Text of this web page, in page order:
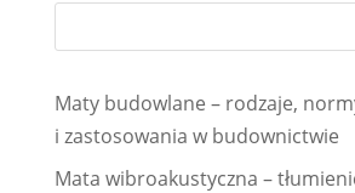
Maty budowlane – rodzaje,
i zastosowania w budownictwie
Mata wibroakustyczna –